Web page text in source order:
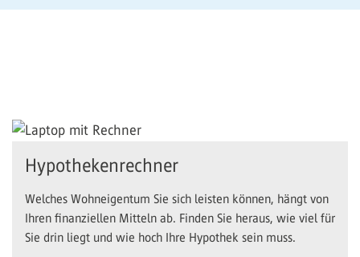
Hypothekenrechner
Welches Wohneigentum Sie sich leisten können, hängt von
Ihren finanziellen Mitteln ab. Finden Sie heraus, wie viel für
Sie drin liegt und wie hoch Ihre Hypothek sein muss.